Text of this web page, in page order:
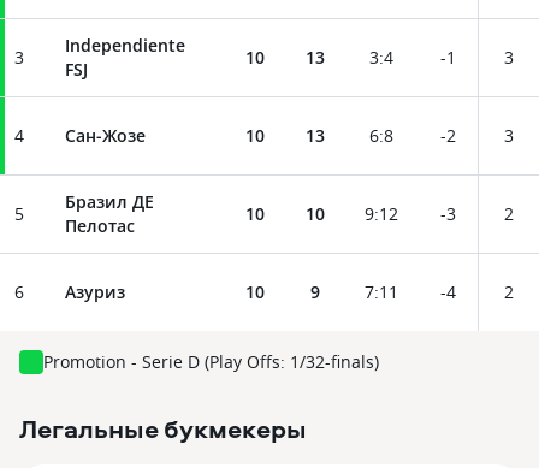
3
Independiente
FSJ
10 13 3:4 -1 3
4 Сан-Жозе 10 13 6:8 -2 3
5
Бразил ДЕ
Пелотас
10 10 9:12 -3 2
6 Азуриз 10 9 7:11 -4 2
Promotion - Serie D (Play Offs: 1/32-finals)
Легальные букмекеры